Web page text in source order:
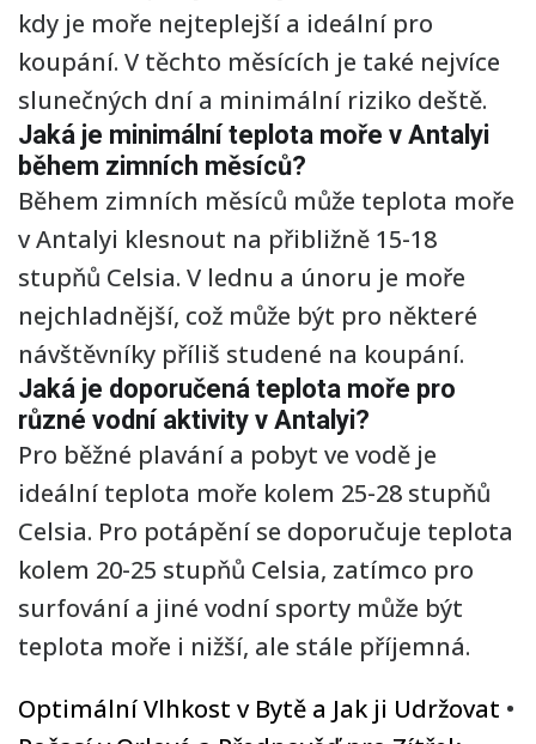
kdy je moře nejteplejší a ideální pro
koupání. V těchto měsících je také nejvíce
slunečných dní a minimální riziko deště.
Jaká je minimální teplota moře v Antalyi
během zimních měsíců?
Během zimních měsíců může teplota moře
v Antalyi klesnout na přibližně 15-18
stupňů Celsia. V lednu a únoru je moře
nejchladnější, což může být pro některé
návštěvníky příliš studené na koupání.
Jaká je doporučená teplota moře pro
různé vodní aktivity v Antalyi?
Pro běžné plavání a pobyt ve vodě je
ideální teplota moře kolem 25-28 stupňů
Celsia. Pro potápění se doporučuje teplota
kolem 20-25 stupňů Celsia, zatímco pro
surfování a jiné vodní sporty může být
teplota moře i nižší, ale stále příjemná.
Optimální Vlhkost v Bytě a Jak ji Udržovat •